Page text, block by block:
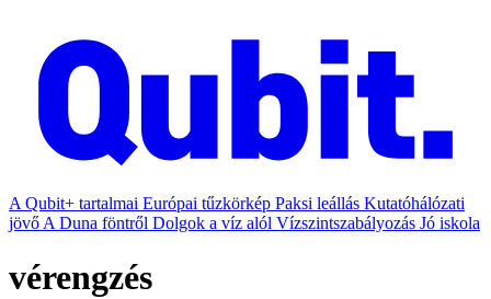
A Qubit+ tartalmai Európai tűzkörkép Paksi leállás Kutatóhálózati
jövő A Duna föntről Dolgok a víz alól Vízszintszabályozás Jó iskola
vérengzés